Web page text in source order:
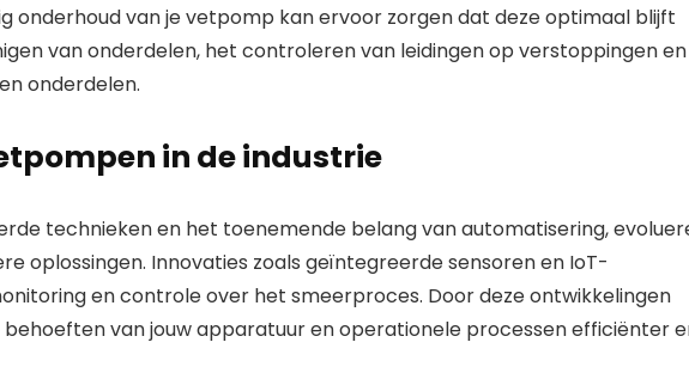
onderhoud van je vetpomp kan ervoor zorgen dat deze optimaal blijft
van onderdelen, het controleren van leidingen op verstoppingen en
onderdelen.
in de industrie
technieken en het toenemende belang van automatisering,
oplossingen. Innovaties zoals geïntegreerde sensoren en IoT-
en controle over het smeerproces. Door deze ontwikkelingen
behoeften van jouw apparatuur en operationele processen efficiënter